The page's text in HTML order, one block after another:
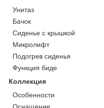
Унитаз
Бачок
Сиденье с крышкой
Микролифт
Подогрев сиденья
Функция биде
Коллекция
Особенности
Оснащение